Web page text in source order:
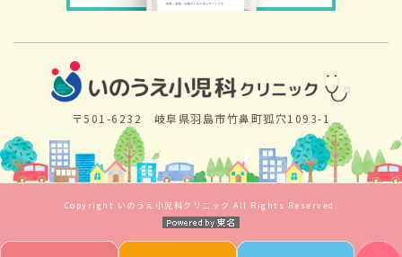
〒501-6232 岐阜県羽島市竹鼻町狐穴1093-1
Copyright いのうえ小児科クリニック All Rights Reserved.